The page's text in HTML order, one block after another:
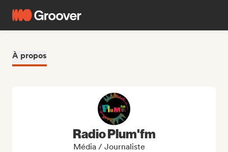
À propos
Radio Plum'fm
Média / Journaliste